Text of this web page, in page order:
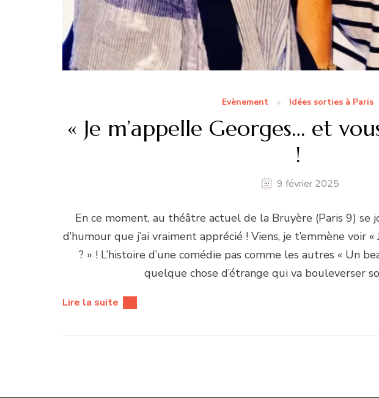
Evènement Idées sorties à Paris
« Je m’appelle Georges… et
!
9 février 2025
En ce moment, au théâtre actuel de la Bruyère (Paris 9) se
d’humour que j’ai vraiment apprécié ! Viens, je t’emmène voir
? » ! L’histoire d’une comédie pas comme les autres « Un
quelque chose d’étrange qui va bouleverser
Lire la suite